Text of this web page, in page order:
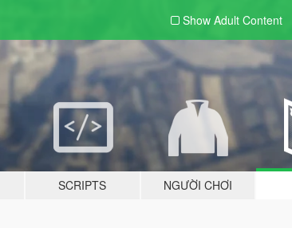
Show Adult Content
SCRIPTS NGƯỜI CHƠI